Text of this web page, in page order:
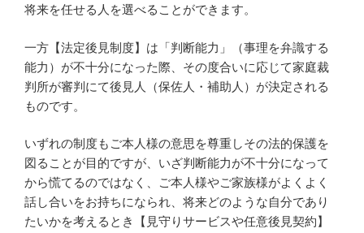
将来を任せる人を選べることができます。
一方【法定後見制度】は「判断能力」（事理を弁識する
能力）が不十分になった際、その度合いに応じて家庭裁
判所が審判にて後見人（保佐人・補助人）が決定される
ものです。
いずれの制度もご本人様の意思を尊重しその法的保護を
図ることが目的ですが、いざ判断能力が不十分になって
から慌てるのではなく、ご本人様やご家族様がよくよく
話し合いをお持ちになられ、将来どのような自分であり
たいかを考えるとき【見守りサービスや任意後見契約】